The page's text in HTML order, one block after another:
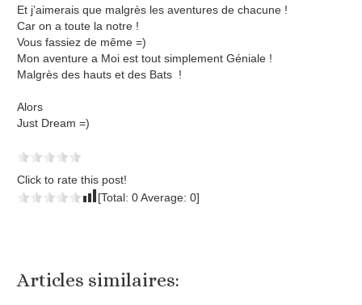
Et j’aimerais que malgrès les aventures de chacune !
Car on a toute la notre !
Vous fassiez de même =)
Mon aventure a Moi est tout simplement Géniale !
Malgrès des hauts et des Bats !
Alors
Just Dream =)
Click to rate this post!
[Total:0Average:0]
Articles similaires: